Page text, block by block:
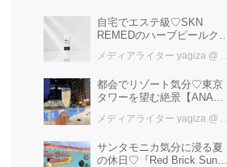
自宅でエステ級♡SKN
REMEDのハーブピールクレ
メディアライター yagiza @ カワコレメディア編集部
都会でリゾート気分♡東京
タワーを望む絶景【ANAイ
ル東京】ガーデンプール体
メディアライター yagiza @ カワコレメディア編集部
サンタモニカ気分に浸る夏
の休日♡『Red Brick Sunset